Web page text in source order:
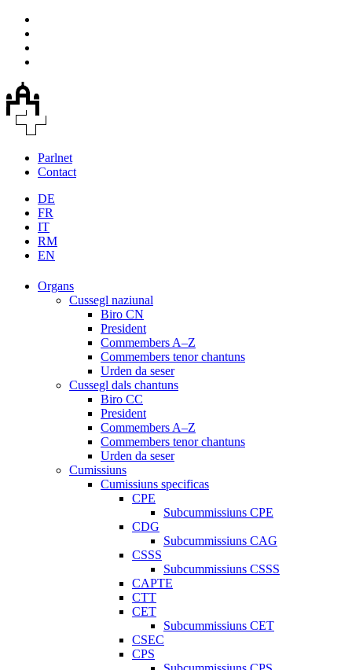
Parlnet
Contact
DE
FR
IT
RM
EN
Organs
Cussegl naziunal
Biro CN
President
Commembers A–Z
Commembers tenor chantuns
Urden da seser
Cussegl dals chantuns
Biro CC
President
Commembers A–Z
Commembers tenor chantuns
Urden da seser
Cumissiuns
Cumissiuns specificas
CPE
Subcummissiuns CPE
CDG
Subcummissiuns CAG
CSSS
Subcummissiuns CSSS
CAPTE
CTT
CET
Subcummissiuns CET
CSEC
CPS